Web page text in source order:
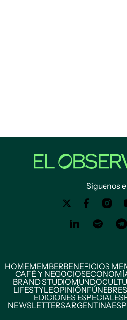
Siguenos
HOMEMEMBERBENEFICIOS
CAFÉ Y NEGOCIOS
BRAND STUDIOMUNDO
LIFESTYLEOPINIÓNFÚNEBRES
EDICIONES ESPECIALES
NEWSLETTERSARGENTINA